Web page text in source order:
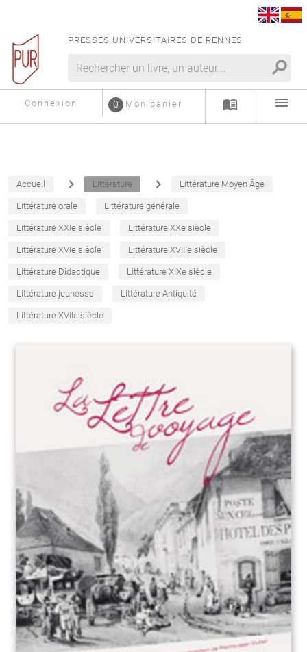
PRESSES UNIVERSITAIRES DE RENNES
search
Connexion Mon panier
0 menu_book menu
Accueil navigate_next Littérature navigate_next Littérature Moyen Âge
Littérature orale Littérature générale
Littérature XXIe siècle Littérature XXe siècle
Littérature XVIe siècle Littérature XVIIIe siècle
Littérature Didactique Littérature XIXe siècle
Littérature jeunesse Littérature Antiquité
Littérature XVIIe siècle